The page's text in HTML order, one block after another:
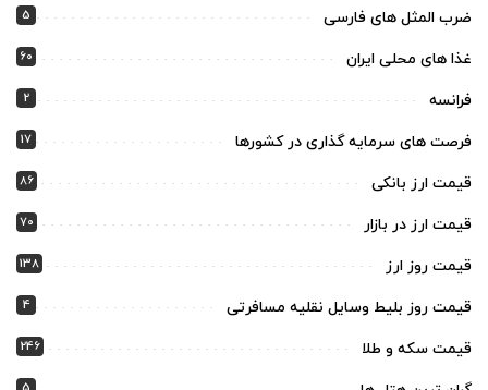
ضرب المثل های فارسی 5
غذا های محلی ایران 60
فرانسه 2
فرصت های سرمایه گذاری در کشورها 17
قیمت ارز بانکی 86
قیمت ارز در بازار 70
قیمت روز ارز 138
قیمت روز بلیط وسایل نقلیه مسافرتی 4
قیمت سکه و طلا 246